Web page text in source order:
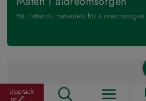
Här hittar du matsedeln för äldreomsorgen.
Upptäck